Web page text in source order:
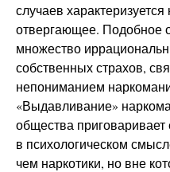
случаев
отвергающее. Подобное
множество
собственных страхов,
непониманием
«Выдавливание»
общества приговаривает
в психологическом
чем наркотики, но вне